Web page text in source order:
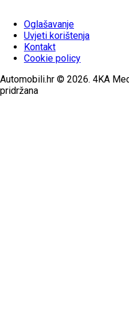
Oglašavanje
Uvjeti korištenja
Kontakt
Cookie policy
Automobili.hr © 2026. 4KA
pridržana